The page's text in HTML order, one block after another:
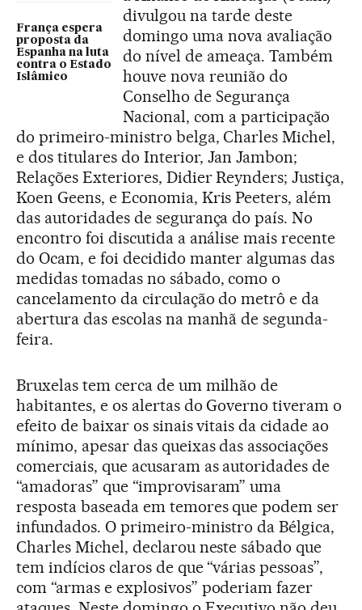
França espera
proposta da
Espanha na luta
contra o Estado
Islâmico
divulgou na tarde deste
domingo uma nova avaliação
do nível de ameaça. Também
houve nova reunião do
Conselho de Segurança
Nacional, com a participação
do primeiro-ministro belga, Charles Michel,
e dos titulares do Interior, Jan Jambon;
Relações Exteriores, Didier Reynders; Justiça,
Koen Geens, e Economia, Kris Peeters, além
das autoridades de segurança do país. No
encontro foi discutida a análise mais recente
do Ocam, e foi decidido manter algumas das
medidas tomadas no sábado, como o
cancelamento da circulação do metrô e da
abertura das escolas na manhã de segunda-
feira.
Bruxelas tem cerca de um milhão de
habitantes, e os alertas do Governo tiveram o
efeito de baixar os sinais vitais da cidade ao
mínimo, apesar das queixas das associações
comerciais, que acusaram as autoridades de
“amadoras” que “improvisaram” uma
resposta baseada em temores que podem ser
infundados. O primeiro-ministro da Bélgica,
Charles Michel, declarou neste sábado que
tem indícios claros de que “várias pessoas”,
com “armas e explosivos” poderiam fazer